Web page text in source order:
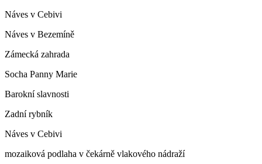
Náves v Cebivi
Náves v Bezemíně
Zámecká zahrada
Socha Panny Marie
Barokní slavnosti
Zadní rybník
Náves v Cebivi
mozaiková podlaha v čekárně vlakového nádraží